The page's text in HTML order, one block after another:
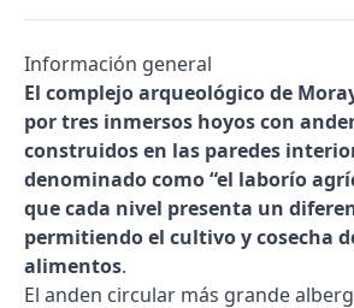
Información general
El complejo arqueológico de
por tres inmersos hoyos con
construidos en las paredes
denominado como “el laborío
que cada nivel presenta un
permitiendo el cultivo y cosecha
alimentos.
El anden circular más grande